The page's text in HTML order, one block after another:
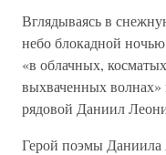
Вглядываясь в
небо блокадной ночью
«в облачных,
выхваченных волнах»
рядовой Даниил
Герой поэмы Даниила